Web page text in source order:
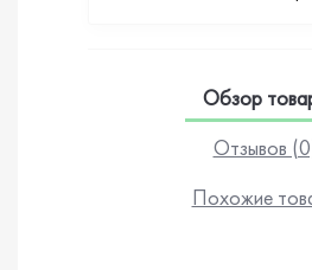
Обзор
Отзывов
Похожие